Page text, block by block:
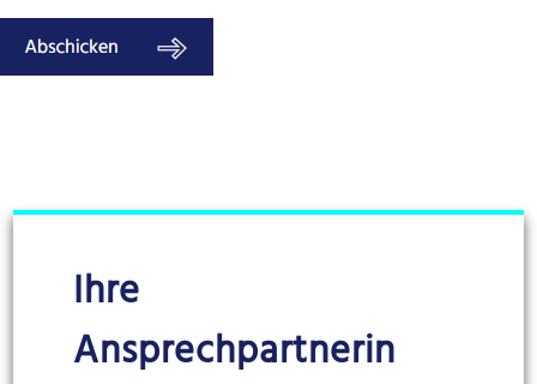
Ihre
Ansprechpartnerin